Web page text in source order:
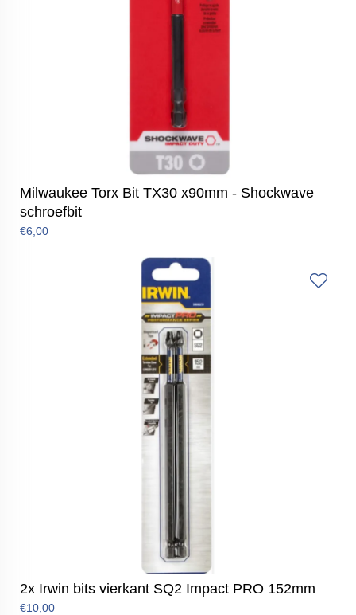
Milwaukee Torx Bit TX30 x90mm - Shockwave
schroefbit
€6,00
2x Irwin bits vierkant SQ2 Impact PRO 152mm
€10,00